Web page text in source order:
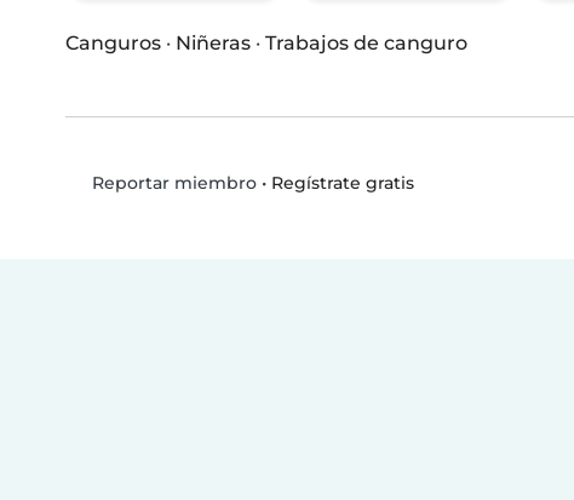
Canguros · Niñeras · Trabajos de canguro
Reportar miembro• Regístrate gratis